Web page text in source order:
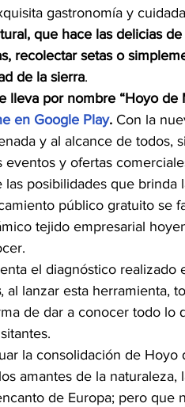
gastronomía y
que hace las delicias
recolectar setas o
de la sierra.
lleva por nombre “Hoyo de
en Google Play. Con la
y al alcance de todos,
eventos y ofertas
las posibilidades que brinda
público gratuito se
tejido empresarial
el diagnóstico realizado
, al lanzar esta herramienta,
de dar a conocer todo lo
la consolidación de
amantes de la naturaleza,
de Europa; pero que